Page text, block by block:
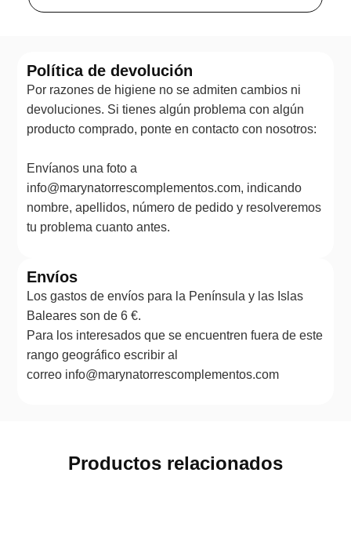
Política de devolución
Por razones de higiene no se admiten cambios ni
devoluciones. Si tienes algún problema con algún
producto comprado, ponte en contacto con nosotros:
Envíanos una foto a
info@marynatorrescomplementos.com, indicando
nombre, apellidos, número de pedido y resolveremos
tu problema cuanto antes.
Envíos
Los gastos de envíos para la Península y las Islas
Baleares son de 6 €.
Para los interesados que se encuentren fuera de este
rango geográfico escribir al
correo info@marynatorrescomplementos.com
Productos relacionados